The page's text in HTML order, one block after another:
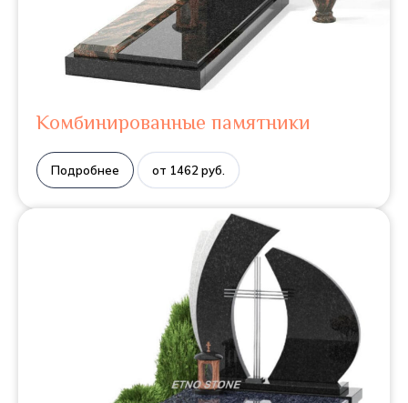
Комбинированные памятники
Подробнее от 1462 руб.